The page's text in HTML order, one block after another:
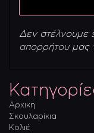
Δεν στέλνουμε
απορρήτουμας
Αρχικη
Σκουλαρίκια
Κολιέ